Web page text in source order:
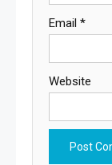
Email *
Website